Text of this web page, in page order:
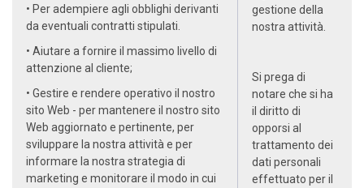
• Per adempiere agli obblighi derivanti
da eventuali contratti stipulati.
• Aiutare a fornire il massimo livello di
attenzione al cliente;
• Gestire e rendere operativo il nostro
sito Web - per mantenere il nostro sito
Web aggiornato e pertinente, per
sviluppare la nostra attività e per
informare la nostra strategia di
marketing e monitorare il modo in cui
gestione della
nostra attività.
Si prega di
notare che si ha
il diritto di
opporsi al
trattamento dei
dati personali
effettuato per il